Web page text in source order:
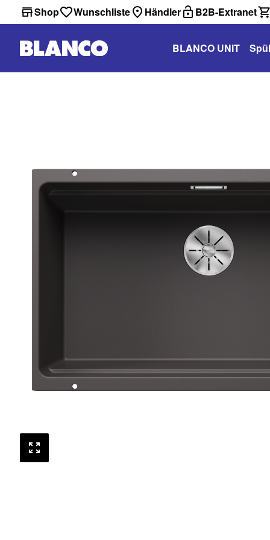
Shop Wunschliste Händler B2B-Extranet
BLANCO UNIT